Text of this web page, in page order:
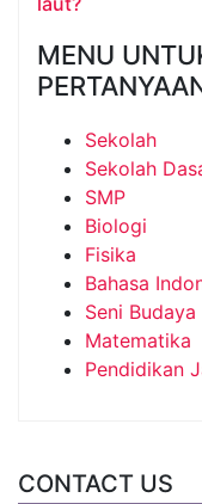
MENU
Sekolah
Sekolah
SMP
Biologi
Fisika
Bahasa
Seni Budaya
Matematika
Pendidikan
CONTACT US